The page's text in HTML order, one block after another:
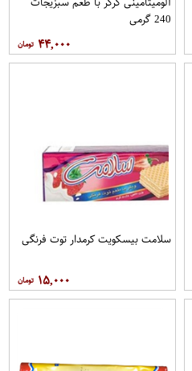
240 گرمی
۴۴,۰۰۰
سلامت بیسکویت کرمدار توت فرنگی
۱۵,۰۰۰